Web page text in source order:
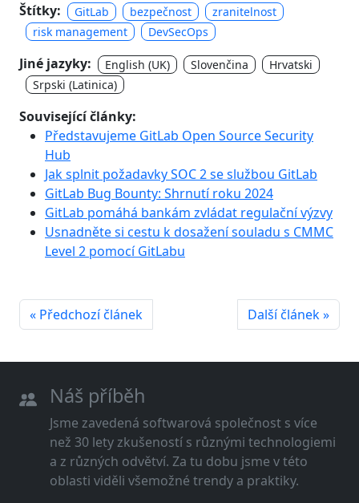
Štítky: GitLab bezpečnost
zranitelnost
risk management
DevSecOps
Jiné jazyky: English (UK) Slovenčina
Hrvatski
Srpski (Latinica)
Související články:
Představujeme GitLab Open Source Security
Hub
Jak splnit požadavky SOC 2 se službou GitLab
GitLab Bug Bounty: Shrnutí roku 2024
GitLab pomáhá bankám zvládat regulační výzvy
Usnadněte si cestu k dosažení souladu s CMMC
Level 2 pomocí GitLabu
« Předchozí článek Další článek »
Náš příběh
Jsme zavedená softwarová společnost s více
než 30 lety zkušeností s různými technologiemi
a z různých odvětví. Za tu dobu jsme v této
oblasti viděli všemožné trendy a praktiky.